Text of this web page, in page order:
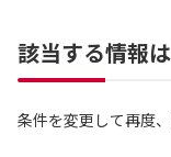
該当する情報
条件を変更して再度